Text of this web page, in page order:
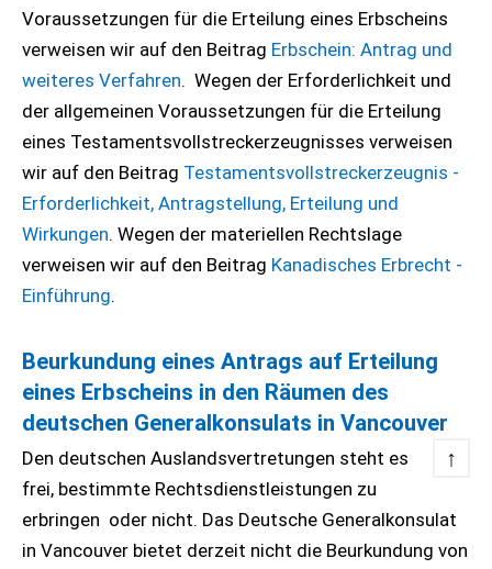
Voraussetzungen für die Erteilung eines Erbscheins
verweisen wir auf den Beitrag Erbschein: Antrag und
weiteres Verfahren. Wegen der Erforderlichkeit und
der allgemeinen Voraussetzungen für die Erteilung
eines Testamentsvollstreckerzeugnisses verweisen
wir auf den Beitrag Testamentsvollstreckerzeugnis -
Erforderlichkeit, Antragstellung, Erteilung und
Wirkungen. Wegen der materiellen Rechtslage
verweisen wir auf den Beitrag Kanadisches Erbrecht -
Einführung.
Beurkundung eines Antrags auf Erteilung
eines Erbscheins in den Räumen des
deutschen Generalkonsulats in Vancouver
↑
Den deutschen Auslandsvertretungen steht es
frei, bestimmte Rechtsdienstleistungen zu
erbringen oder nicht. Das Deutsche Generalkonsulat
in Vancouver bietet derzeit nicht die Beurkundung von